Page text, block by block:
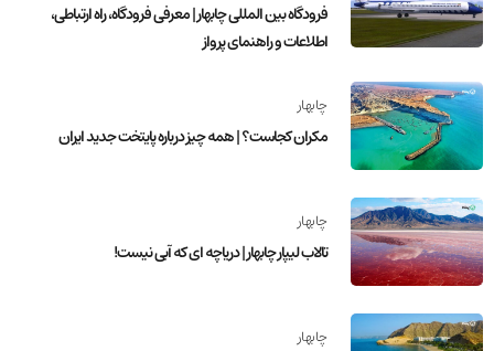
فرودگاه بین المللی چابهار | معرفی فرودگاه، راه ارتباطی،
اطلاعات و راهنمای پرواز
چابهار
مکران کجاست؟ | همه چیز درباره پایتخت جدید ایران
چابهار
تالاب لیپار چابهار | دریاچه ای که آبی نیست!
چابهار